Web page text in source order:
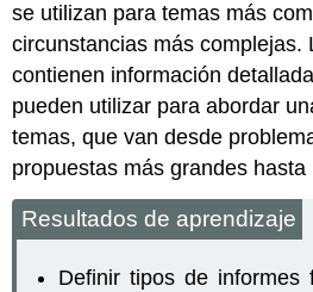
se utilizan para temas más
circunstancias más complejas.
contienen información
pueden utilizar para abordar
temas, que van desde
propuestas más grandes
Resultados de aprendizaje
Definir tipos de informes